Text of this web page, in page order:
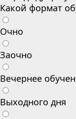
Какой формат
Очно
Заочно
Вечернее
Выходного дня